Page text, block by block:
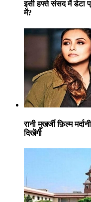
इसी हफ्ते संसद में डेटा
में?
रानी मुखर्जी फ़िल्म
दिखेंगी